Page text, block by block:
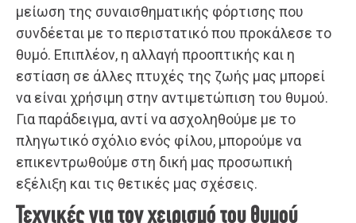
μείωση της συναισθηματικής φόρτισης που
συνδέεται με το περιστατικό που προκάλεσε το
θυμό. Επιπλέον, η αλλαγή προοπτικής και η
εστίαση σε άλλες πτυχές της ζωής μας μπορεί
να είναι χρήσιμη στην αντιμετώπιση του θυμού.
Για παράδειγμα, αντί να ασχοληθούμε με το
πληγωτικό σχόλιο ενός φίλου, μπορούμε να
επικεντρωθούμε στη δική μας προσωπική
εξέλιξη και τις θετικές μας σχέσεις.
Τεχνικές για τον χειρισμό του θυμού